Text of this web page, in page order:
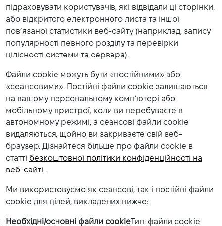
підраховувати користувачів, які відвідали ці сторінки.
або відкритого електронного листа та іншої
пов’язаної статистики веб-сайту (наприклад, запису
популярності певного розділу та перевірки
цілісності системи та сервера).
Файли cookie можуть бути «постійними» або
«сеансовими». Постійні файли cookie залишаються
на вашому персональному комп’ютері або
мобільному пристрої, коли ви перебуваєте в
автономному режимі, а сеансові файли cookie
видаляються, щойно ви закриваєте свій веб-
браузер. Дізнайтеся більше про файли cookie в
статті безкоштовної політики конфіденційності на
веб-сайті .
Ми використовуємо як сеансові, так і постійні файли
cookie для цілей, викладених нижче:
Необхідні/основні файли cookieТип: файли cookie